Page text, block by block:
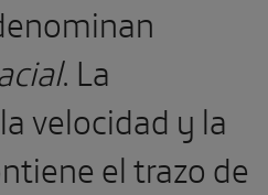
. La
velocidad y la
el trazo de